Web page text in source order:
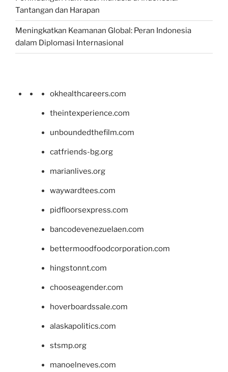
Tantangan dan Harapan
Meningkatkan Keamanan Global: Peran Indonesia
dalam Diplomasi Internasional
okhealthcareers.com
theintexperience.com
unboundedthefilm.com
catfriends-bg.org
marianlives.org
waywardtees.com
pidfloorsexpress.com
bancodevenezuelaen.com
bettermoodfoodcorporation.com
hingstonnt.com
chooseagender.com
hoverboardssale.com
alaskapolitics.com
stsmp.org
manoelneves.com